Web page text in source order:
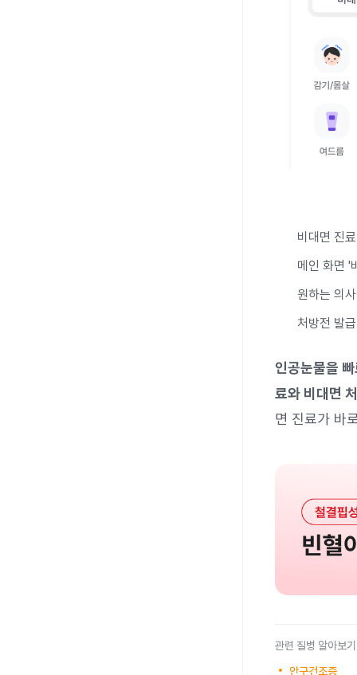
비대면 진
메인 화면 '
원하는 의
처방전 발
인공눈물을
료와 비대면
면 진료가 바
관련 질병 알아보기
안구건조증